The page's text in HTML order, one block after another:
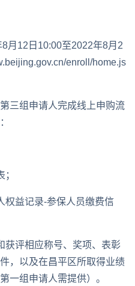
8月12日10:00至2022年8月2
enroll/home.js
三组申请人完成线上申购流
权益记录-参保人员缴费信
获评相应称号、奖项、表彰
，以及在昌平区所取得业绩
一组申请人需提供）。